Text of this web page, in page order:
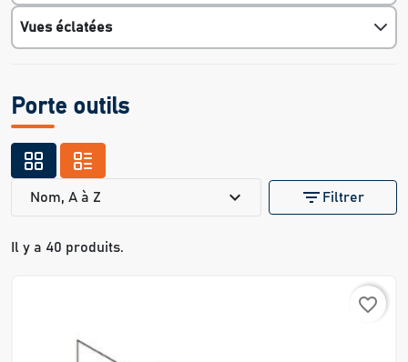
Vues éclatées
Porte outils
Il y a 40 produits.
Nom, A à Z expand_more filter_list Filtrer
favorite_border